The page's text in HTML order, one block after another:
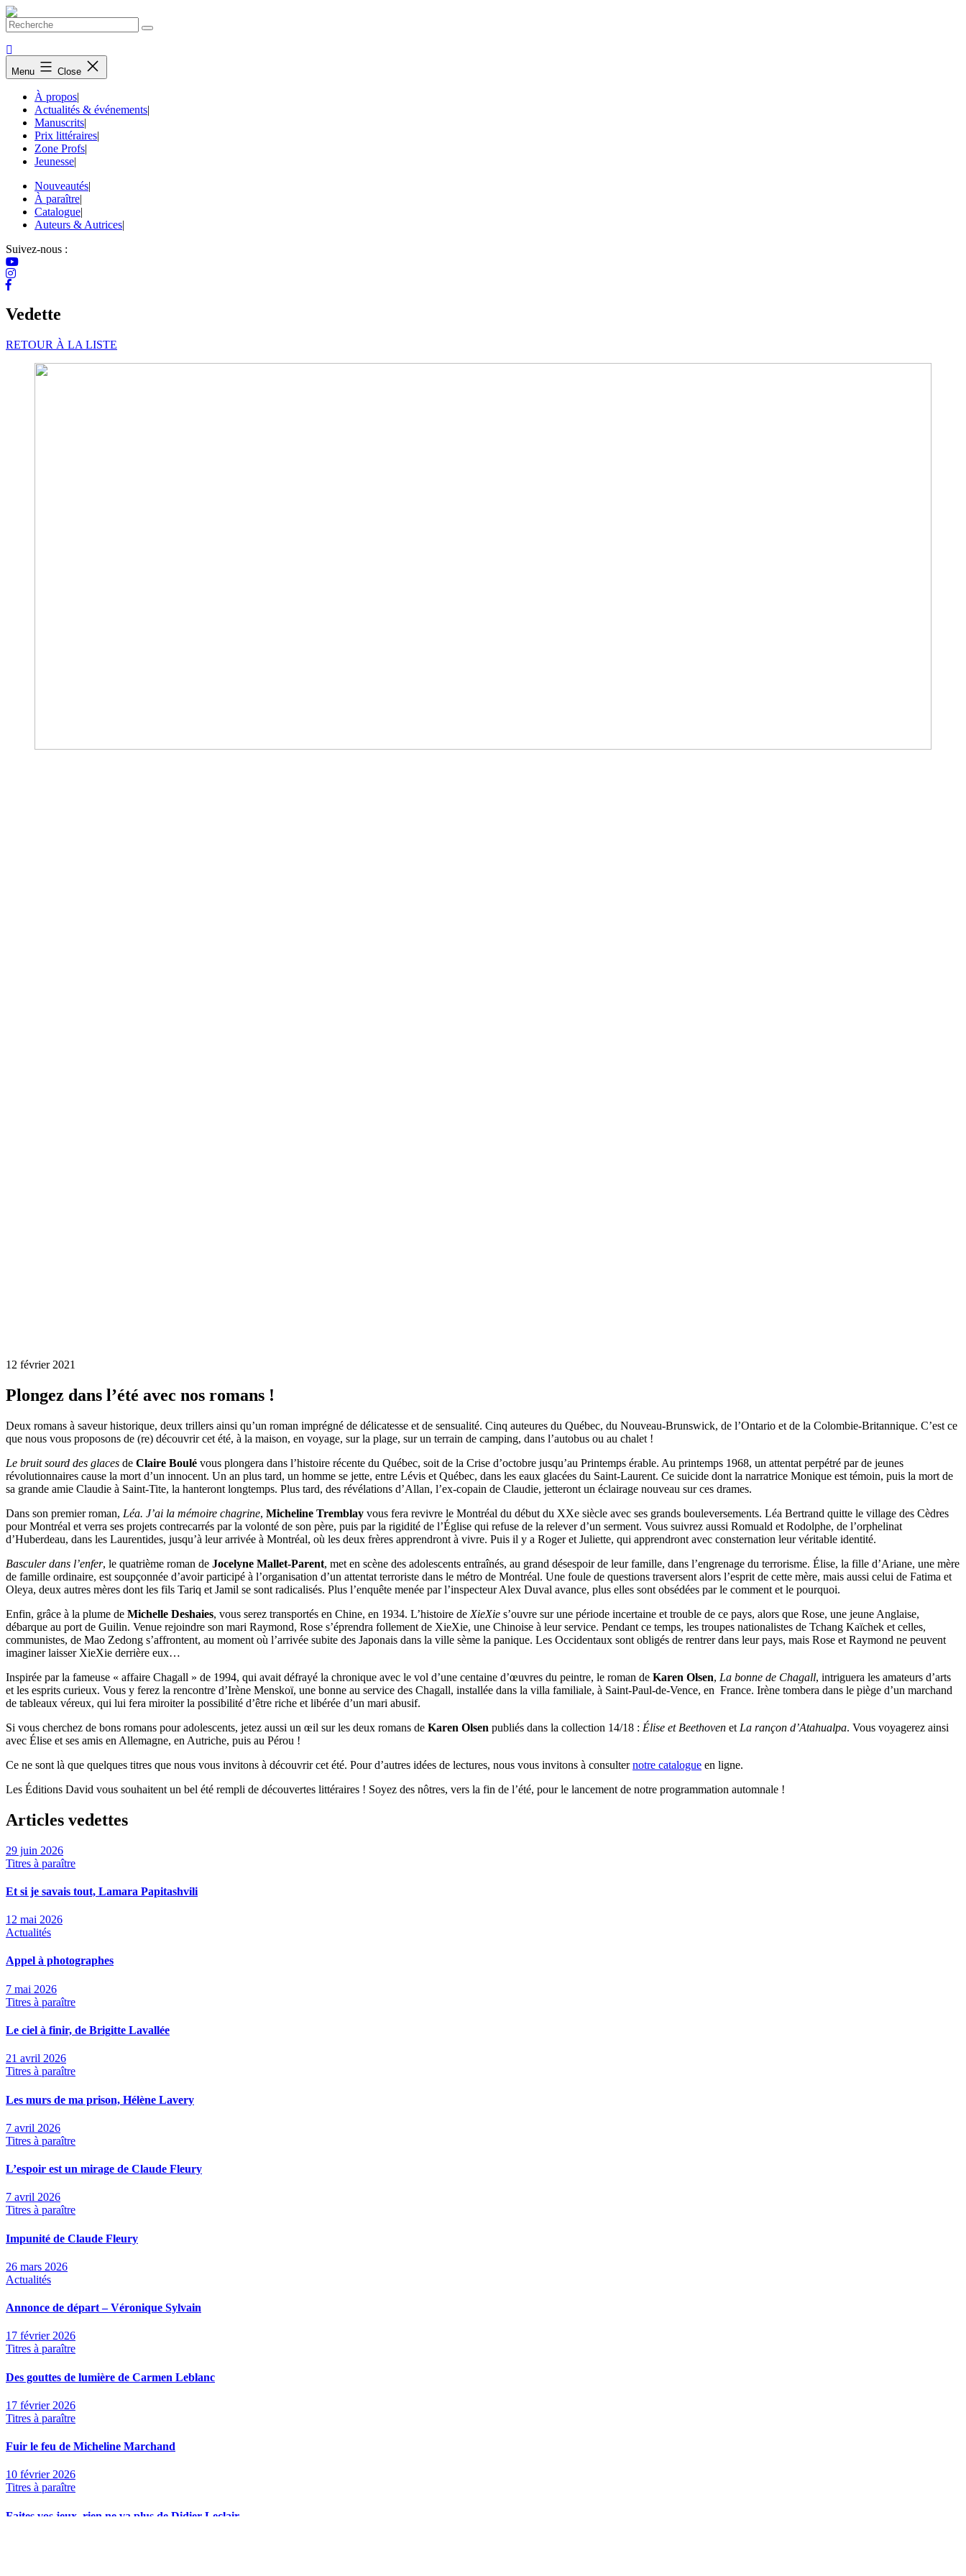
Skip
to
Menu Close
À propos|
Actualités & événements|
Manuscrits|
Prix littéraires|
Zone Profs|
Jeunesse|
Nouveautés|
À paraître|
Catalogue|
Auteurs & Autrices|
Suivez-nous :
Vedette
RETOUR À LA LISTE
12 février 2021
Plongez dans l’été avec nos romans !
Deux romans à saveur historique, deux trillers ainsi qu’un roman imprégné de délicatesse et de sensualité. Cinq auteures du Québec, du Nouveau-Brunswick, de l’Ontario et de la Colombie-Britannique. C’est ce
que nous vous proposons de (re) découvrir cet été, à la maison, en voyage, sur la plage, sur un terrain de camping, dans l’autobus ou au chalet !
Le bruit sourd des glaces de Claire Boulé vous plongera dans l’histoire récente du Québec, soit de la Crise d’octobre jusqu’au Printemps érable. Au printemps 1968, un attentat perpétré par de jeunes
révolutionnaires cause la mort d’un innocent. Un an plus tard, un homme se jette, entre Lévis et Québec, dans les eaux glacées du Saint-Laurent. Ce suicide dont la narratrice Monique est témoin, puis la mort de
sa grande amie Claudie à Saint-Tite, la hanteront longtemps. Plus tard, des révélations d’Allan, l’ex-copain de Claudie, jetteront un éclairage nouveau sur ces drames.
Dans son premier roman, Léa. J’ai la mémoire chagrine, Micheline Tremblay vous fera revivre le Montréal du début du XXe siècle avec ses grands bouleversements. Léa Bertrand quitte le village des Cèdres
pour Montréal et verra ses projets contrecarrés par la volonté de son père, puis par la rigidité de l’Église qui refuse de la relever d’un serment. Vous suivrez aussi Romuald et Rodolphe, de l’orphelinat
d’Huberdeau, dans les Laurentides, jusqu’à leur arrivée à Montréal, où les deux frères apprendront à vivre. Puis il y a Roger et Juliette, qui apprendront avec consternation leur véritable identité.
Basculer dans l’enfer, le quatrième roman de Jocelyne Mallet-Parent, met en scène des adolescents entraînés, au grand désespoir de leur famille, dans l’engrenage du terrorisme. Élise, la fille d’Ariane, une mère
de famille ordinaire, est soupçonnée d’avoir participé à l’organisation d’un attentat terroriste dans le métro de Montréal. Une foule de questions traversent alors l’esprit de cette mère, mais aussi celui de Fatima et
Oleya, deux autres mères dont les fils Tariq et Jamil se sont radicalisés. Plus l’enquête menée par l’inspecteur Alex Duval avance, plus elles sont obsédées par le comment et le pourquoi.
Enfin, grâce à la plume de Michelle Deshaies, vous serez transportés en Chine, en 1934. L’histoire de XieXie s’ouvre sur une période incertaine et trouble de ce pays, alors que Rose, une jeune Anglaise,
débarque au port de Guilin. Venue rejoindre son mari Raymond, Rose s’éprendra follement de XieXie, une Chinoise à leur service. Pendant ce temps, les troupes nationalistes de Tchang Kaïchek et celles,
communistes, de Mao Zedong s’affrontent, au moment où l’arrivée subite des Japonais dans la ville sème la panique. Les Occidentaux sont obligés de rentrer dans leur pays, mais Rose et Raymond ne peuvent
imaginer laisser XieXie derrière eux…
Inspirée par la fameuse « affaire Chagall » de 1994, qui avait défrayé la chronique avec le vol d’une centaine d’œuvres du peintre, le roman de Karen Olsen, La bonne de Chagall, intriguera les amateurs d’arts
et les esprits curieux. Vous y ferez la rencontre d’Irène Menskoï, une bonne au service des Chagall, installée dans la villa familiale, à Saint-Paul-de-Vence, en France. Irène tombera dans le piège d’un marchand
de tableaux véreux, qui lui fera miroiter la possibilité d’être riche et libérée d’un mari abusif.
Si vous cherchez de bons romans pour adolescents, jetez aussi un œil sur les deux romans de Karen Olsen publiés dans la collection 14/18 : Élise et Beethoven et La rançon d’Atahualpa. Vous voyagerez ainsi
avec Élise et ses amis en Allemagne, en Autriche, puis au Pérou !
Ce ne sont là que quelques titres que nous vous invitons à découvrir cet été. Pour d’autres idées de lectures, nous vous invitons à consulternotre catalogue en ligne.
Les Éditions David vous souhaitent un bel été rempli de découvertes littéraires ! Soyez des nôtres, vers la fin de l’été, pour le lancement de notre programmation automnale !
Articles vedettes
29 juin 2026
Titres à paraître
Et si je savais tout, Lamara Papitashvili
12 mai 2026
Actualités
Appel à photographes
7 mai 2026
Titres à paraître
Le ciel à finir, de Brigitte Lavallée
21 avril 2026
Titres à paraître
Les murs de ma prison, Hélène Lavery
7 avril 2026
Titres à paraître
L’espoir est un mirage de Claude Fleury
7 avril 2026
Titres à paraître
Impunité de Claude Fleury
26 mars 2026
Actualités
Annonce de départ – Véronique Sylvain
17 février 2026
Titres à paraître
Des gouttes de lumière de Carmen Leblanc
17 février 2026
Titres à paraître
Fuir le feu de Micheline Marchand
10 février 2026
Titres à paraître
Faites vos jeux, rien ne va plus de Didier Leclair